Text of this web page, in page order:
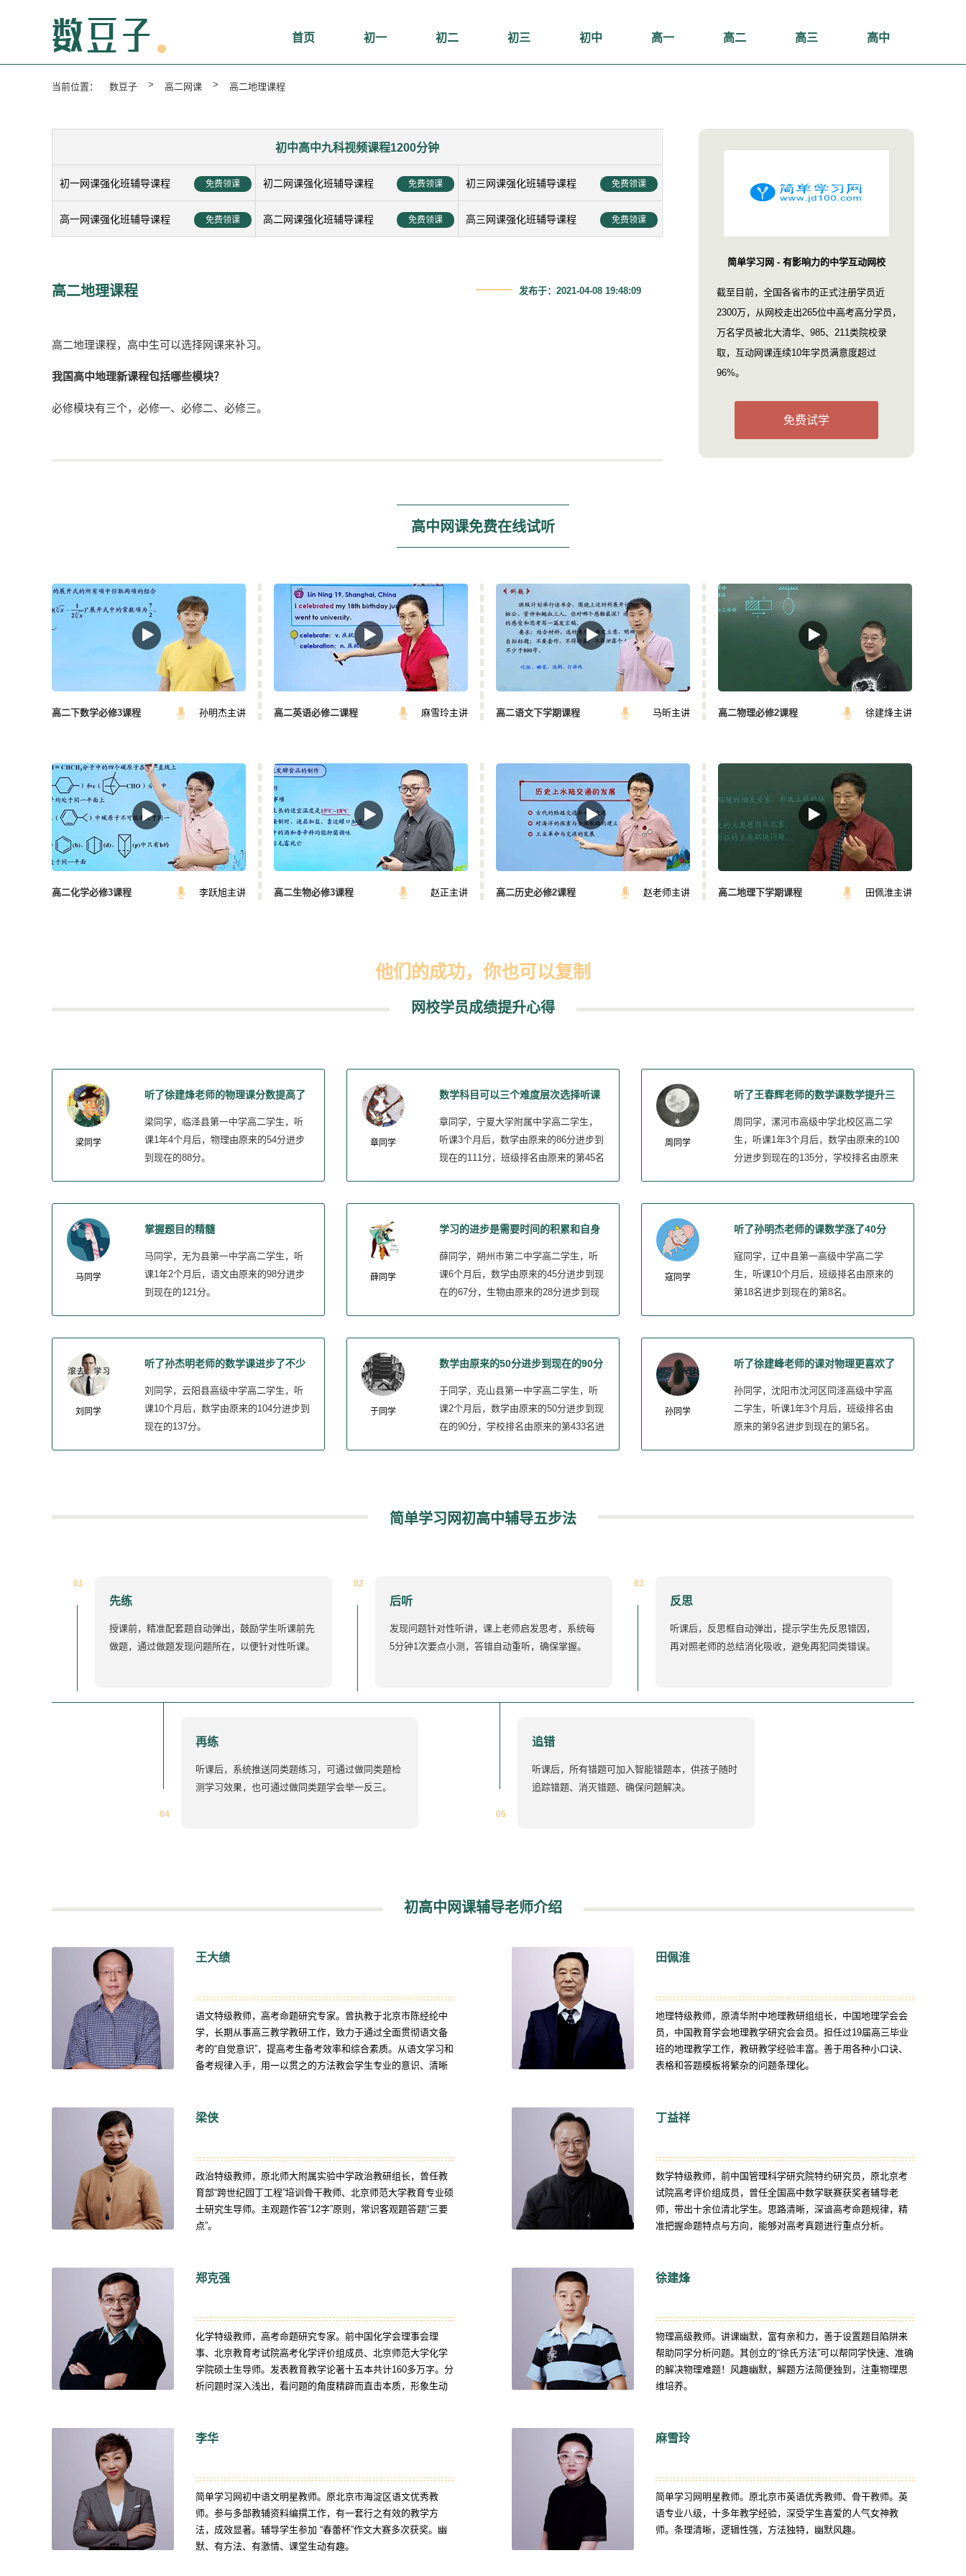
首页 初一 初二 初三 初中 高一 高二 高三 高中
当前位置： 数豆子 > 高二网课 > 高二地理课程
初中高中九科视频课程1200分钟
初一网课强化班辅导课程 免费领课 初二网课强化班辅导课程 免费领课 初三网课强化班辅导课程 免费领课
高一网课强化班辅导课程 免费领课 高二网课强化班辅导课程 免费领课 高三网课强化班辅导课程 免费领课
高二地理课程 发布于：2021-04-08 19:48:09
高二地理课程，高中生可以选择网课来补习。
我国高中地理新课程包括哪些模块？
必修模块有三个，必修一、必修二、必修三。
目前大部分省选考旅游地理、环境保护、自然灾害与防治三个模块，有一些沿海的省选考海洋地理，还有一些省选考城乡规
我觉得你说的零基础的意思，可能是你觉得把初中的地理知识，需要背诵的都忘记了，也不可能全部忘记。
不是都忘了，而是你认为其中有一些有难度的东西，比如说什么经纬线呀，等高线呀，气候啊，这些东西，本身你初中的时
候可能学的一般，所以到了高中，你可能就觉得已经忘记了。其实像这种情况，很容易再捡起来，因为你现在已经是一个高
二的学生了，当时，你在初中里边有一些知识，你很难去理解它，现在你的空间想象能力，这个记忆力，成熟程度都有所提
升，你不妨再把那些课本再重新拿出来去看一下，你会发现它突然变得非常简单了，地理不仅仅是要去背诵，更重要的是要
讲道理，自然环境与自然环境之间的关系，环境与人社会之间的一个关系，将我们学到的东西应用到我们的生活中生产去。
高中有地理课吗？
有的，地理课是高中的必修课程，选文科的学生3年都要学地理课，选理科的学生高一和高二需要学。
以上就是关于高二地理课程的详细介绍，数豆子将为大家继续分享与高中辅导相关的内容，希望本文对你有所帮助。
简单学习网 - 有影响力的中学互动网校
截至目前，全国各省市的正式注册学员近
2300万，从网校走出265位中高考高分学员，
万名学员被北大清华、985、211类院校录
取，互动网课连续10年学员满意度超过
96%。
免费试学
高中网课免费在线试听
高二下数学必修3课程 孙明杰主讲 高二英语必修二课程 麻雪玲主讲 高二语文下学期课程 马昕主讲 高二物理必修2课程 徐建烽主讲
高二化学必修3课程 李跃旭主讲 高二生物必修3课程 赵正主讲 高二历史必修2课程 赵老师主讲 高二地理下学期课程 田佩淮主讲
他们的成功，你也可以复制
网校学员成绩提升心得
梁同学
听了徐建烽老师的物理课分数提高了
很多
梁同学，临泽县第一中学高二学生，听
课1年4个月后，物理由原来的54分进步
到现在的88分。
章同学
数学科目可以三个难度层次选择听课
章同学，宁夏大学附属中学高二学生，
听课3个月后，数学由原来的86分进步到
现在的111分，班级排名由原来的第45名
周同学
听了王春辉老师的数学课数学提升三
四十分
周同学，漯河市高级中学北校区高二学
生，听课1年3个月后，数学由原来的100
分进步到现在的135分，学校排名由原来
马同学
掌握题目的精髓
马同学，无为县第一中学高二学生，听
课1年2个月后，语文由原来的98分进步
到现在的121分。
薛同学
学习的进步是需要时间的积累和自身
的努力
薛同学，朔州市第二中学高二学生，听
课6个月后，数学由原来的45分进步到现
在的67分，生物由原来的28分进步到现
寇同学
听了孙明杰老师的课数学涨了40分
寇同学，辽中县第一高级中学高二学
生，听课10个月后，班级排名由原来的
第18名进步到现在的第8名。
刘同学
听了孙杰明老师的数学课进步了不少
但还需加油
刘同学，云阳县高级中学高二学生，听
课10个月后，数学由原来的104分进步到
现在的137分。
于同学
数学由原来的50分进步到现在的90分
于同学，克山县第一中学高二学生，听
课2个月后，数学由原来的50分进步到现
在的90分，学校排名由原来的第433名进
孙同学
听了徐建峰老师的课对物理更喜欢了
孙同学，沈阳市沈河区同泽高级中学高
二学生，听课1年3个月后，班级排名由
原来的第9名进步到现在的第5名。
简单学习网初高中辅导五步法
01
先练
授课前，精准配套题自动弹出，鼓励学生听课前先
做题，通过做题发现问题所在，以便针对性听课。
02
后听
发现问题针对性听讲，课上老师启发思考，系统每
5分钟1次要点小测，答错自动重听，确保掌握。
03
反思
听课后，反思框自动弹出，提示学生先反思错因，
再对照老师的总结消化吸收，避免再犯同类错误。
04
再练
听课后，系统推送同类题练习，可通过做同类题检
测学习效果，也可通过做同类题学会举一反三。
05
追错
听课后，所有错题可加入智能错题本，供孩子随时
追踪错题、消灭错题、确保问题解决。
初高中网课辅导老师介绍
王大绩
语文特级教师，高考命题研究专家。曾执教于北京市陈经纶中
学，长期从事高三教学教研工作，致力于通过全面贯彻语文备
考的“自觉意识”，提高考生备考效率和综合素质。从语文学习和
备考规律入手，用一以贯之的方法教会学生专业的意识、清晰
田佩淮
地理特级教师，原清华附中地理教研组组长，中国地理学会会
员，中国教育学会地理教学研究会会员。担任过19届高三毕业
班的地理教学工作，教研教学经验丰富。善于用各种小口诀、
表格和答题模板将繁杂的问题条理化。
梁侠
政治特级教师，原北师大附属实验中学政治教研组长，曾任教
育部“跨世纪园丁工程”培训骨干教师、北京师范大学教育专业硕
士研究生导师。主观题作答“12字”原则，常识客观题答题“三要
点”。
丁益祥
数学特级教师，前中国管理科学研究院特约研究员，原北京考
试院高考评价组成员，曾任全国高中数学联赛获奖者辅导老
师，带出十余位清北学生。思路清晰，深谙高考命题规律，精
准把握命题特点与方向，能够对高考真题进行重点分析。
郑克强
化学特级教师，高考命题研究专家。前中国化学会理事会理
事、北京教育考试院高考化学评价组成员、北京师范大学化学
学院硕士生导师。发表教育教学论著十五本共计160多万字。分
析问题时深入浅出，看问题的角度精辟而直击本质，形象生动
徐建烽
物理高级教师。讲课幽默，富有亲和力，善于设置题目陷阱来
帮助同学分析问题。其创立的“徐氏方法”可以帮同学快速、准确
的解决物理难题！风趣幽默，解题方法简便独到，注重物理思
维培养。
李华
简单学习网初中语文明星教师。原北京市海淀区语文优秀教
师。参与多部教辅资料编撰工作，有一套行之有效的教学方
法，成效显著。辅导学生参加 “春蕾杯”作文大赛多次获奖。幽
默、有方法、有激情、课堂生动有趣。
麻雪玲
简单学习网明星教师。原北京市英语优秀教师、骨干教师。英
语专业八级，十多年教学经验，深受学生喜爱的人气女神教
师。条理清晰，逻辑性强，方法独特，幽默风趣。